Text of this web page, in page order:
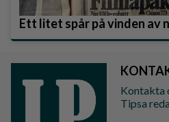
Ett litet spår på vinden av
Kontakta
Tipsa